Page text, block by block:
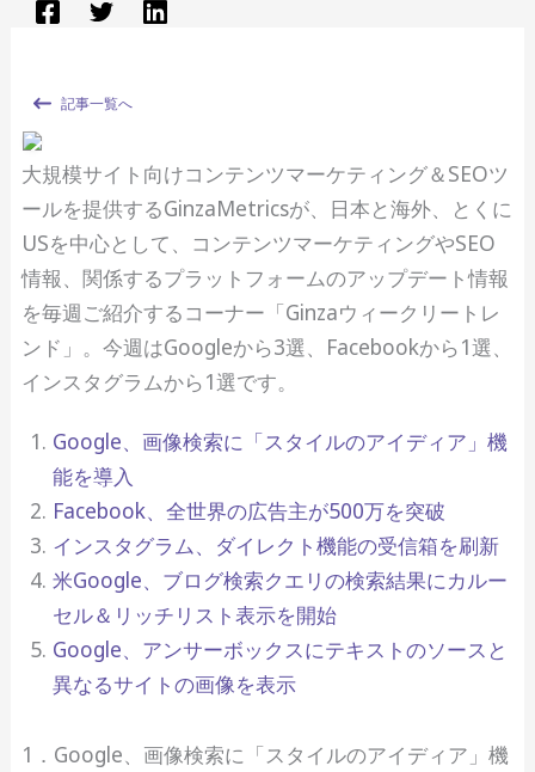
記事一覧へ
大規模サイト向けコンテンツマーケティング＆SEOツ
ールを提供するGinzaMetricsが、日本と海外、とくに
USを中心として、コンテンツマーケティングやSEO
情報、関係するプラットフォームのアップデート情報
を毎週ご紹介するコーナー「Ginzaウィークリートレ
ンド」。今週はGoogleから3選、Facebookから1選、
インスタグラムから1選です。
Google、画像検索に「スタイルのアイディア」機
能を導入
Facebook、全世界の広告主が500万を突破
インスタグラム、ダイレクト機能の受信箱を刷新
米Google、ブログ検索クエリの検索結果にカルー
セル＆リッチリスト表示を開始
Google、アンサーボックスにテキストのソースと
異なるサイトの画像を表示
1．Google、画像検索に「スタイルのアイディア」機